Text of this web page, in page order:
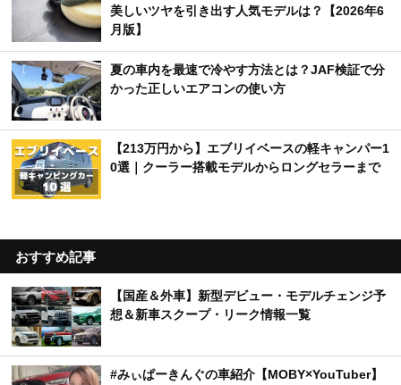
美しいツヤを引き出す人気モデルは？【2026年6
月版】
夏の車内を最速で冷やす方法とは？JAF検証で分
かった正しいエアコンの使い方
【213万円から】エブリイベースの軽キャンパー1
0選｜クーラー搭載モデルからロングセラーまで
おすすめ記事
【国産＆外車】新型デビュー・モデルチェンジ予
想＆新車スクープ・リーク情報一覧
#みぃぱーきんぐの車紹介【MOBY×YouTuber】